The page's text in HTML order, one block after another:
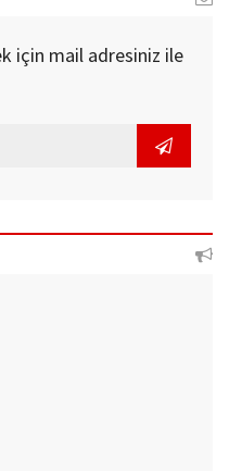
için mail adresiniz ile